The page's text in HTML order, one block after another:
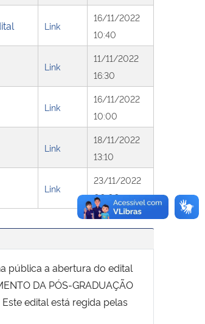
Link
16/11/2022
10:40
Link
11/11/2022
16:30
Link
16/11/2022
10:00
Link
18/11/2022
13:10
Link
23/11/2022
00:00
pública a abertura do edital
DA PÓS-GRADUAÇÃO
edital está regida pelas